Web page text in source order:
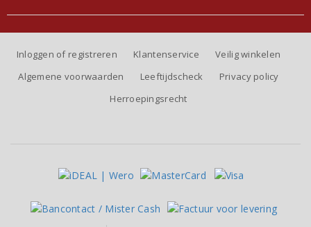
Inloggen of registreren Klantenservice
Veilig winkelen
Algemene voorwaarden
Leeftijdscheck
Privacy policy
Herroepingsrecht